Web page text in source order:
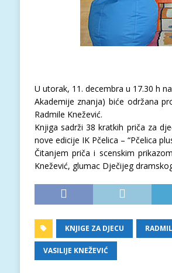
U utorak, 11. decembra u 17.30 h
Akademije znanja) biće održana
Radmile Knežević.
Knjiga sadrži 38 kratkih priča za
nove edicije IK Pčelica – “Pčelica
Čitanjem priča i scenskim
Knežević, glumac Dječijeg
KNJIGE ZA DJECU
VASILIJE KNEŽEVIĆ